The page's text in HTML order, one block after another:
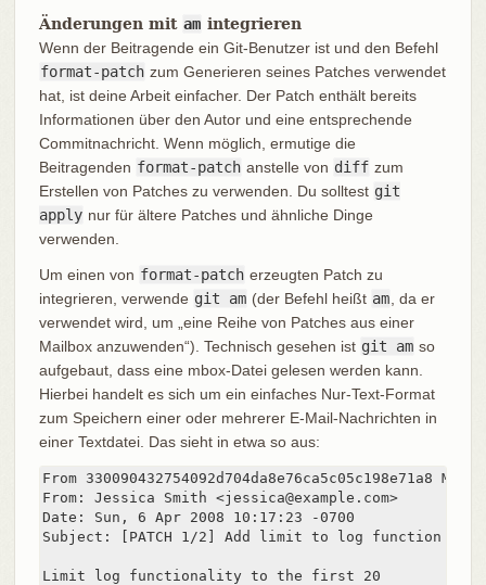
Änderungen mit am integrieren
Wenn der Beitragende ein Git-Benutzer ist und den Befehl
format-patch zum Generieren seines Patches verwendet
hat, ist deine Arbeit einfacher. Der Patch enthält bereits
Informationen über den Autor und eine entsprechende
Commitnachricht. Wenn möglich, ermutige die
Beitragenden format-patch anstelle von diff zum
Erstellen von Patches zu verwenden. Du solltest git
apply nur für ältere Patches und ähnliche Dinge
verwenden.
Um einen von format-patch erzeugten Patch zu
integrieren, verwende git am (der Befehl heißt am , da er
verwendet wird, um „eine Reihe von Patches aus einer
Mailbox anzuwenden“). Technisch gesehen ist git am so
aufgebaut, dass eine mbox-Datei gelesen werden kann.
Hierbei handelt es sich um ein einfaches Nur-Text-Format
zum Speichern einer oder mehrerer E-Mail-Nachrichten in
einer Textdatei. Das sieht in etwa so aus:
From 330090432754092d704da8e76ca5c05c198e71a8
From: Jessica Smith <jessica@example.com>
Date: Sun, 6 Apr 2008 10:17:23 -0700
Subject: [PATCH 1/2] Add limit to log function
Limit log functionality to the first 20